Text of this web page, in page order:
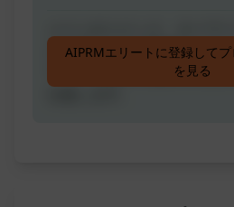
グが答えるべき質問のリス
ワードと執筆の提案を含む
AIPRMエリートに登録して
を見る